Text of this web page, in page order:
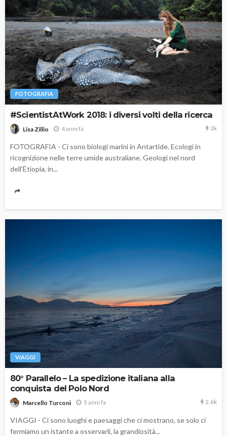
FOTOGRAFIA
#ScientistAtWork 2018: i diversi volti della ricerca
Lisa Zillio 4 anni fa 3k
FOTOGRAFIA - Ci sono biologi marini in Antartide. Ecologi in
ricognizione nelle terre umide australiane. Geologi nel nord
dell'Etiopia, in...
VIAGGI
80° Parallelo – La spedizione italiana alla
conquista del Polo Nord
Marcello Turconi 5 anni fa 2.6k
VIAGGI - Ci sono luoghi e paesaggi che ci mostrano, se solo ci
fermiamo un istante a osservarli, la grandiosità...